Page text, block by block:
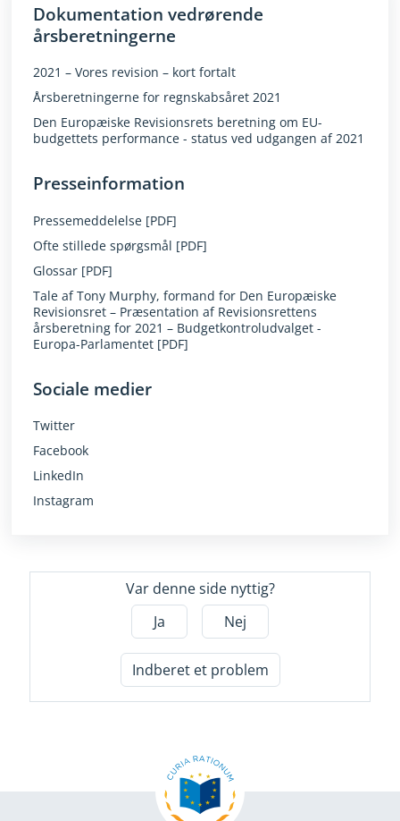
Dokumentation vedrørende
årsberetningerne
2021 – Vores revision – kort fortalt
Årsberetningerne for regnskabsåret 2021
Den Europæiske Revisionsrets beretning om EU-
budgettets performance - status ved udgangen af 2021
Presseinformation
Pressemeddelelse [PDF]
Ofte stillede spørgsmål [PDF]
Glossar [PDF]
Tale af Tony Murphy, formand for Den Europæiske
Revisionsret – Præsentation af Revisionsrettens
årsberetning for 2021 – Budgetkontroludvalget -
Europa-Parlamentet [PDF]
Sociale medier
Twitter
Facebook
LinkedIn
Instagram
Var denne side nyttig?
Ja
Nej
Indberet et problem